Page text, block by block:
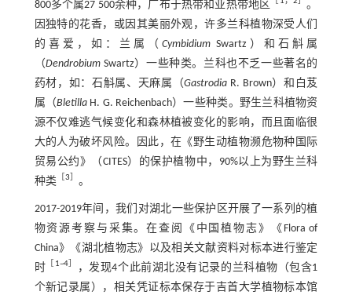
800多个属27 500余种，广布于热带和亚热带地区
。
因独特的花香，或因其美丽外观，许多兰科植物深受人们
的喜爱，如：兰属（Cymbidium Swartz）和石斛属
（Dendrobium Swartz）一些种类。兰科也不乏一些著名的
药材，如：石斛属、天麻属（Gastrodia R. Brown）和白芨
属（Bletilla H. G. Reichenbach）一些种类。野生兰科植物资
源不仅难逃气候变化和森林植被变化的影响，而且面临很
大的人为破坏风险。因此，在《野生动植物濒危物种国际
贸易公约》（CITES）的保护植物中，90%以上为野生兰科
种类 ［3］ 。
2017-2019年间，我们对湖北一些保护区开展了一系列的植
物资源考察与采集。在查阅《中国植物志》《Flora of
China》《湖北植物志》以及相关文献资料对标本进行鉴定
时 ［ 1~4］
，发现4个此前湖北没有记录的兰科植物（包含1
个新记录属），相关凭证标本保存于吉首大学植物标本馆